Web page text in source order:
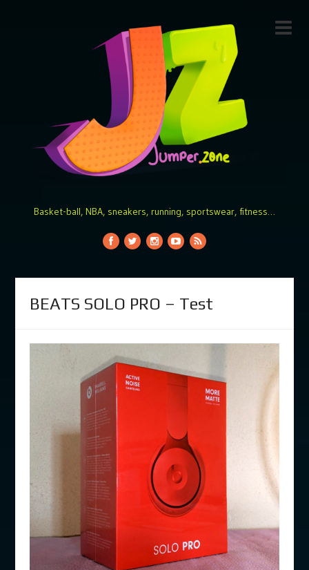
Basket-ball, NBA, sneakers, running, sportswear, fitness…
BEATS SOLO PRO – Test